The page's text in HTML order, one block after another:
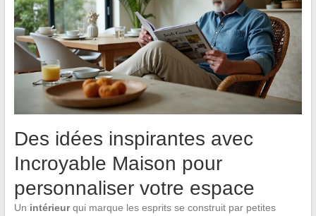
Des idées inspirantes avec
Incroyable Maison pour
personnaliser votre espace
Un intérieurqui marque les esprits se construit par petites